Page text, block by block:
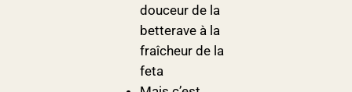
douceur de la
betterave à la
fraîcheur de la
feta